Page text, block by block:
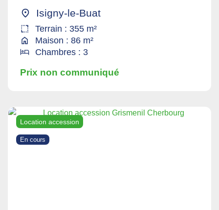
Isigny-le-Buat
Terrain : 355 m²
Maison : 86 m²
Chambres : 3
Prix non communiqué
Location accession
En cours